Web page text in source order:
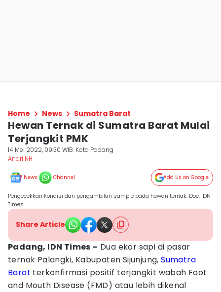
Home News Sumatra Barat
Hewan Ternak di Sumatra Barat Mulai
Terjangkit PMK
14 Mei 2022, 09:30 WIB Kota Padang
Andri NH
News Channel Add Us on Google
Pengecekkan kondisi dan pengambilan sample pada hewan ternak. Doc. IDN
TImes
Share Article
Padang, IDN Times – Dua ekor sapi di pasar
ternak Palangki, Kabupaten Sijunjung,Sumatra
Barat terkonfirmasi positif terjangkit wabah Foot
and Mouth Disease (FMD) atau lebih dikenal